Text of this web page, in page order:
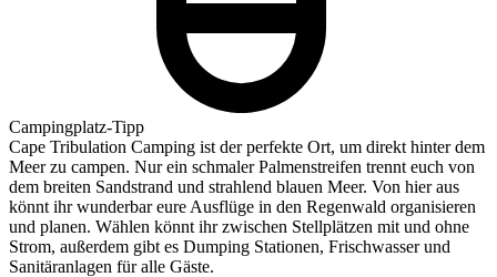
Campingplatz-Tipp
Cape Tribulation Camping ist der perfekte Ort, um direkt hinter dem
Meer zu campen. Nur ein schmaler Palmenstreifen trennt euch von
dem breiten Sandstrand und strahlend blauen Meer. Von hier aus
könnt ihr wunderbar eure Ausflüge in den Regenwald organisieren
und planen. Wählen könnt ihr zwischen Stellplätzen mit und ohne
Strom, außerdem gibt es Dumping Stationen, Frischwasser und
Sanitäranlagen für alle Gäste.